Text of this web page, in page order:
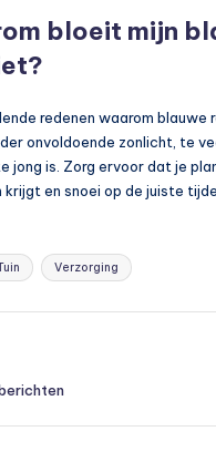
bloeit mijn
redenen waarom blauwe
onvoldoende zonlicht, te
jong is. Zorg ervoor dat je
krijgt en snoei op de juiste
Verzorging